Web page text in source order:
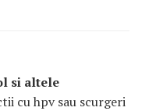
si altele
cu hpv sau scurgeri